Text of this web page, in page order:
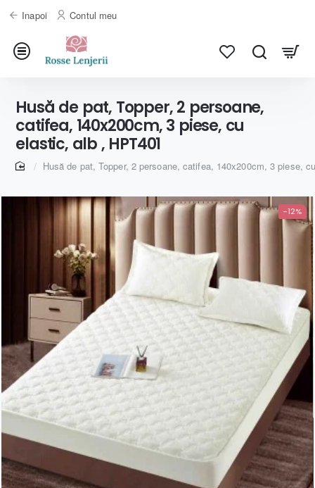
Inapoi Contul meu
Husă de pat, Topper, 2 persoane,
catifea, 140x200cm, 3 piese, cu
elastic, alb , HPT401
homeHusă de pat, Topper, 2 persoane, catifea, 140x200cm, 3 piese,
-12%